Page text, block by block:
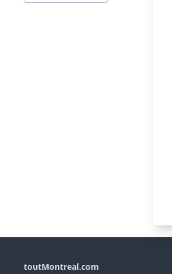
toutMontreal.com